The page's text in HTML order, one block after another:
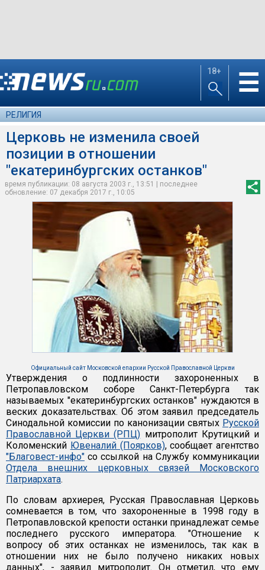
18+ ☰
РЕЛИГИЯ
Церковь не изменила своей
позиции в отношении
"екатеринбургских останков"
время публикации: 08 августа 2003 г., 13:51 | последнее
обновление: 07 декабря 2017 г., 10:05
Официальный сайт Московской епархии Русской Православной Церкви
Утверждения о подлинности захороненных в
Петропавловском соборе Санкт-Петербурга так
называемых "екатеринбургских останков" нуждаются в
веских доказательствах. Об этом заявил председатель
Синодальной комиссии по канонизации святых Русской
Православной Церкви (РПЦ) митрополит Крутицкий и
Коломенский Ювеналий (Поярков), сообщает агентство
"Благовест-инфо" со ссылкой на Службу коммуникации
Отдела внешних церковных связей Московского
Патриархата.
По словам архиерея, Русская Православная Церковь
сомневается в том, что захороненные в 1998 году в
Петропавловской крепости останки принадлежат семье
последнего русского императора. "Отношение к
вопросу об этих останках не изменилось, так как в
отношении них не было получено никаких новых
данных", - заявил митрополит. Он отметил, что ему